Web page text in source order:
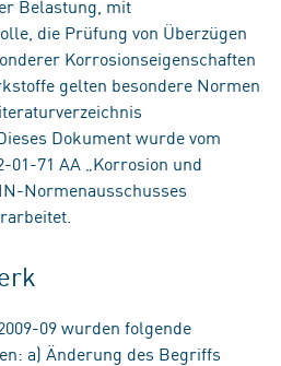
Belastung, mit
die Prüfung von Überzügen
Korrosionseigenschaften
gelten besondere Normen
Dokument wurde vom
01-71 AA „Korrosion und
Normenausschusses
09 wurden folgende
a) Änderung des Begriffs